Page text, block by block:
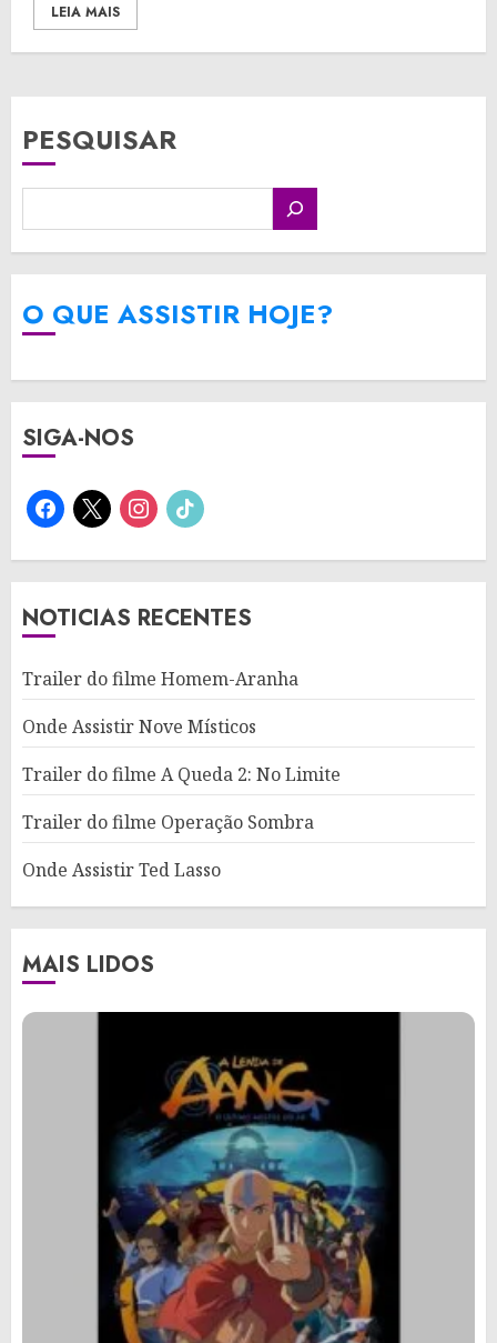
LEIA MAIS
PESQUISAR
O QUE ASSISTIR HOJE?
SIGA-NOS
facebook
x instagram
tiktok
NOTICIAS RECENTES
Trailer do filme Homem-Aranha
Onde Assistir Nove Místicos
Trailer do filme A Queda 2: No Limite
Trailer do filme Operação Sombra
Onde Assistir Ted Lasso
MAIS LIDOS